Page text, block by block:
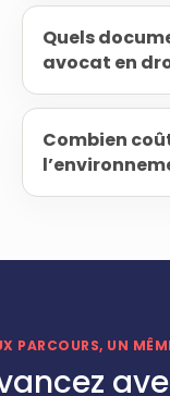
Quels
avocat en
Combien
PARCOURS, UN